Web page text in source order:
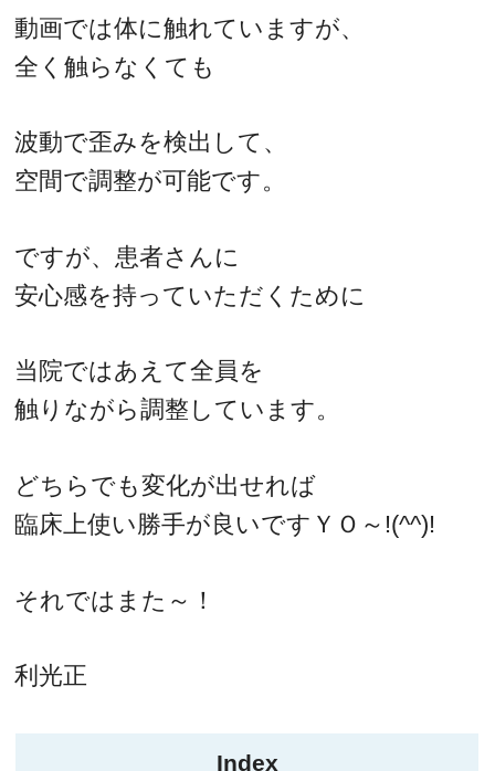
動画では体に触れていますが、
全く触らなくても
波動で歪みを検出して、
空間で調整が可能です。
ですが、患者さんに
安心感を持っていただくために
当院ではあえて全員を
触りながら調整しています。
どちらでも変化が出せれば
臨床上使い勝手が良いですＹＯ～!(^^)!
それではまた～！
利光正
Index